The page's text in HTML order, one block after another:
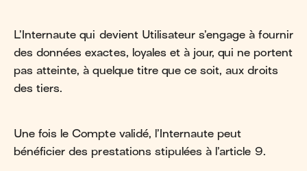
L’Internaute qui devient Utilisateur s’engage à fournir
des données exactes, loyales et à jour, qui ne portent
pas atteinte, à quelque titre que ce soit, aux droits
des tiers.
Une fois le Compte validé, l’Internaute peut
bénéficier des prestations stipulées à l’article 9.